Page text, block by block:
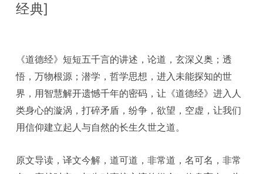
经典]
《道德经》短短五千言的讲述，论道，玄深义奥；透
悟，万物根源；潜学，哲学思想，进入未能探知的世
界，用智慧解开遗憾千年的密码，让《道德经》进入人
类身心的漩涡，打碎矛盾，纷争，欲望，空虚，让我们
用信仰建立起人与自然的长生久世之道。
原文导读，译文今解，道可道，非常道，名可名，非常